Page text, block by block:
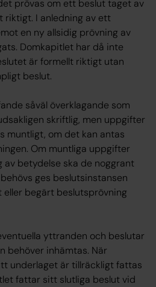
prövas om ett beslut taget av
riktigt. I anledning av ett
en ny allsidig prövning av
Domkapitlet har då inte
är formellt riktigt utan
beslut.
såväl överklagande som
skriftlig, men uppgifter
muntligt, om det kan antas
Om muntliga uppgifter
betydelse ska de noggrant
ges beslutsinstansen
eller begärt beslutsprövning
yttranden och beslutar
behöver inhämtas. När
underlaget är tillräckligt fattas
fattar sitt slutliga beslut vid